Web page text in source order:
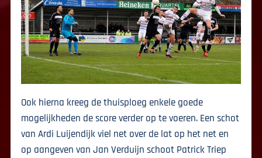
Ook hierna kreeg de thuisploeg enkele goede
mogelijkheden de score verder op te voeren. Een schot
van Ardi Luijendijk viel net over de lat op het net en
op aangeven van Jan Verduijn schoot Patrick Triep